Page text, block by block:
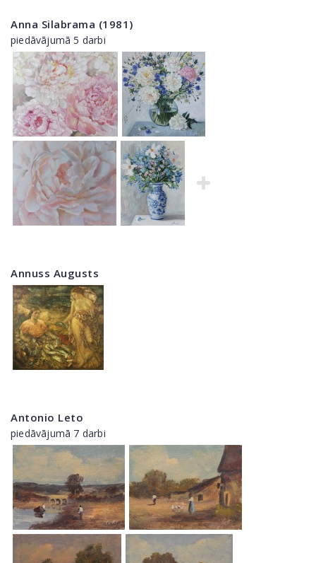
Anna Silabrama (1981)
piedāvājumā 5 darbi
Annuss Augusts
Antonio Leto
piedāvājumā 7 darbi